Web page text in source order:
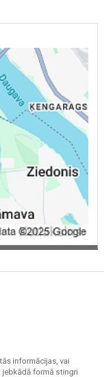
informācijas, vai
jebkādā formā stingri